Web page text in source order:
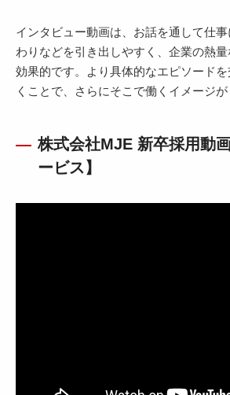
インタビュー動画は、お話を通して仕
わりなどを引き出しやすく、企業の熱
効果的です。より具体的なエピソード
くことで、さらにそこで働くイメージが
株式会社MJE 新卒採用動
ービス】